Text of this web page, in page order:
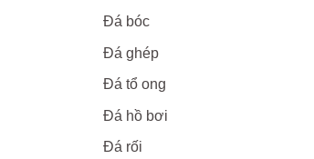
Đá bóc
Đá ghép
Đá tổ ong
Đá hồ bơi
Đá rối